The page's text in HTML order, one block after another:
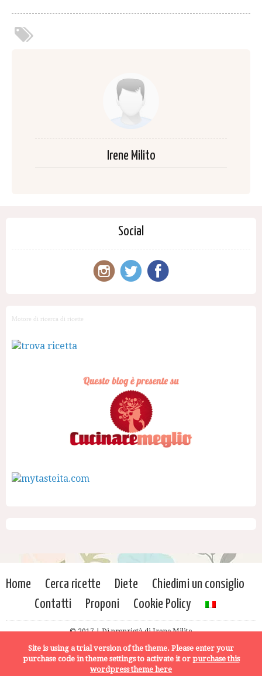
Irene Milito
Social
Motore di ricerca di ricette
Home Cerca ricette Diete
Chiedimi un consiglio
Contatti
Proponi Cookie Policy
© 2017 | Di proprietà di Irene Milito
Site is using a trial version of the theme. Please enter your
purchase code in theme settings to activate it or purchase this
wordpress theme here